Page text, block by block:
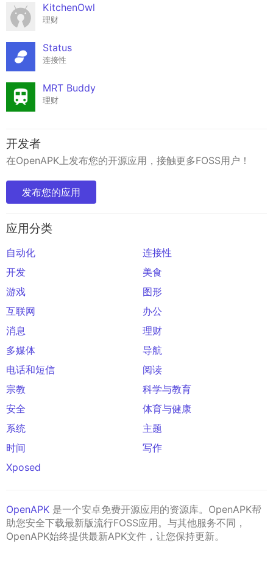
KitchenOwl
理财
Status
连接性
MRT Buddy
理财
开发者
在OpenAPK上发布您的开源应用，接触更多FOSS用户！
发布您的应用
应用分类
自动化
连接性
开发
美食
游戏
图形
互联网
办公
消息
理财
多媒体
导航
电话和短信
阅读
宗教
科学与教育
安全
体育与健康
系统
主题
时间
写作
Xposed
OpenAPK 是一个安卓免费开源应用的资源库。OpenAPK帮
助您安全下载最新版流行FOSS应用。与其他服务不同，
OpenAPK始终提供最新APK文件，让您保持更新。